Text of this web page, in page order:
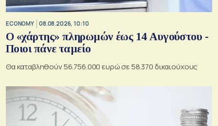
ECONOMY 08.08.2026, 10:10
Ο «χάρτης» πληρωμών έως 14 Αυγούστου -
Ποιοι πάνε ταμείο
Θα καταβληθούν 56.756.000 ευρώ σε 58.370 δικαιούχους